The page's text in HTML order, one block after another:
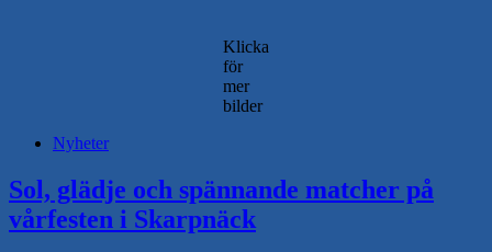
Klicka
för
mer
bilder
Nyheter
Sol, glädje och spännande matcher på
vårfesten i Skarpnäck